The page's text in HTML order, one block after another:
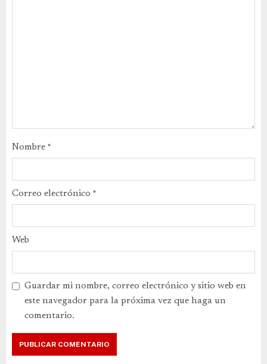
Nombre *
Correo electrónico *
Web
Guardar mi nombre, correo electrónico y sitio web en
este navegador para la próxima vez que haga un
comentario.